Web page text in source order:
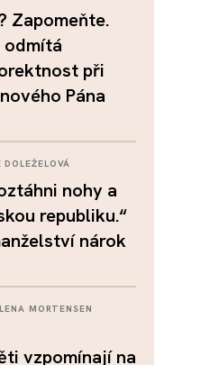
Zapomeňte.
odmítá
při
Pána
DOLEŽELOVÁ
nohy a
republiku.“
nárok
MORTENSEN
vzpomínají na